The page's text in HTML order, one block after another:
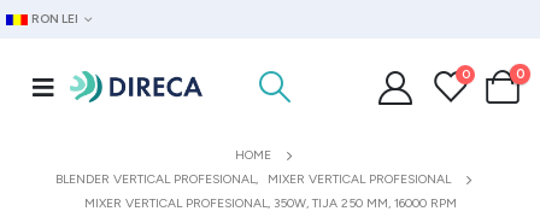
RON LEI
0 0
HOME
BLENDER VERTICAL PROFESIONAL,
MIXER VERTICAL PROFESIONAL
MIXER VERTICAL PROFESIONAL, 350W, TIJA 250 MM, 16000 RPM